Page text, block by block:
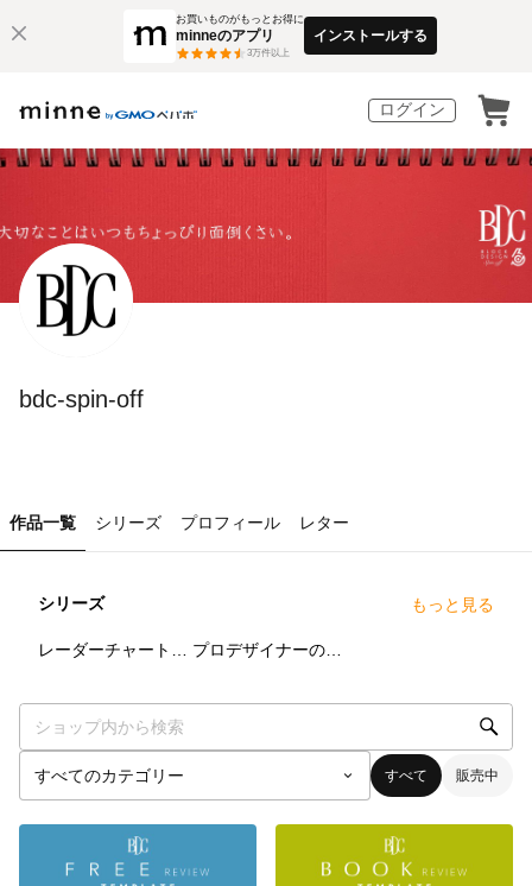
お買いものがもっとお得に
minneのアプリ
3万件以上
インストールする
ログイン
bdc-spin-off
作品一覧 シリーズ プロフィール レター
シリーズ もっと見る
すべて 販売中